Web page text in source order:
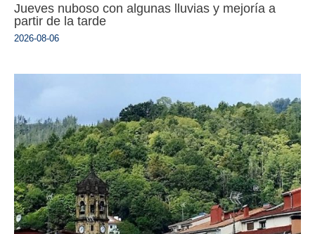
Jueves nuboso con algunas lluvias y mejoría a
partir de la tarde
2026-08-06